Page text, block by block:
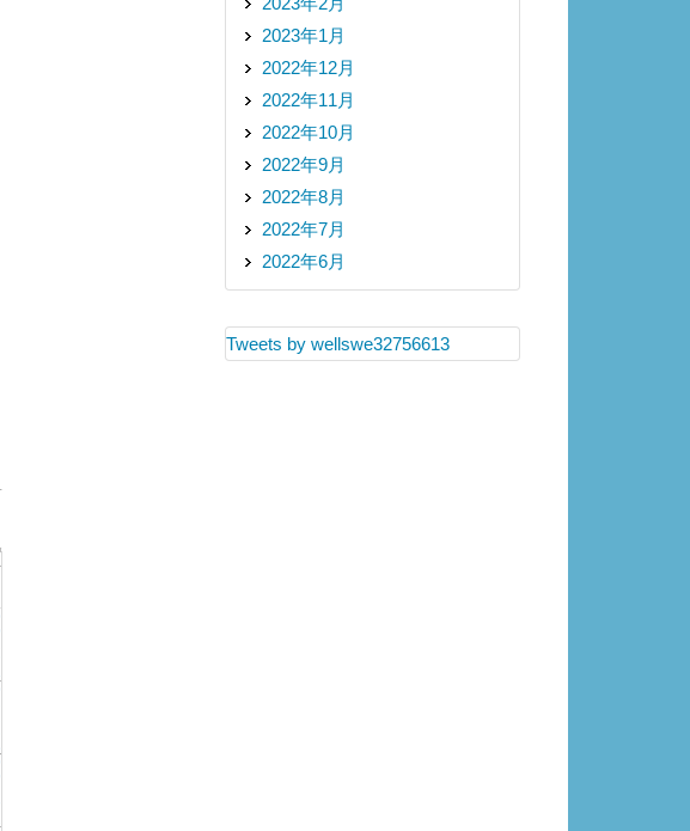
2023年1月
2022年12月
2022年11月
2022年10月
2022年9月
2022年8月
2022年7月
2022年6月
Tweets by wellswe32756613